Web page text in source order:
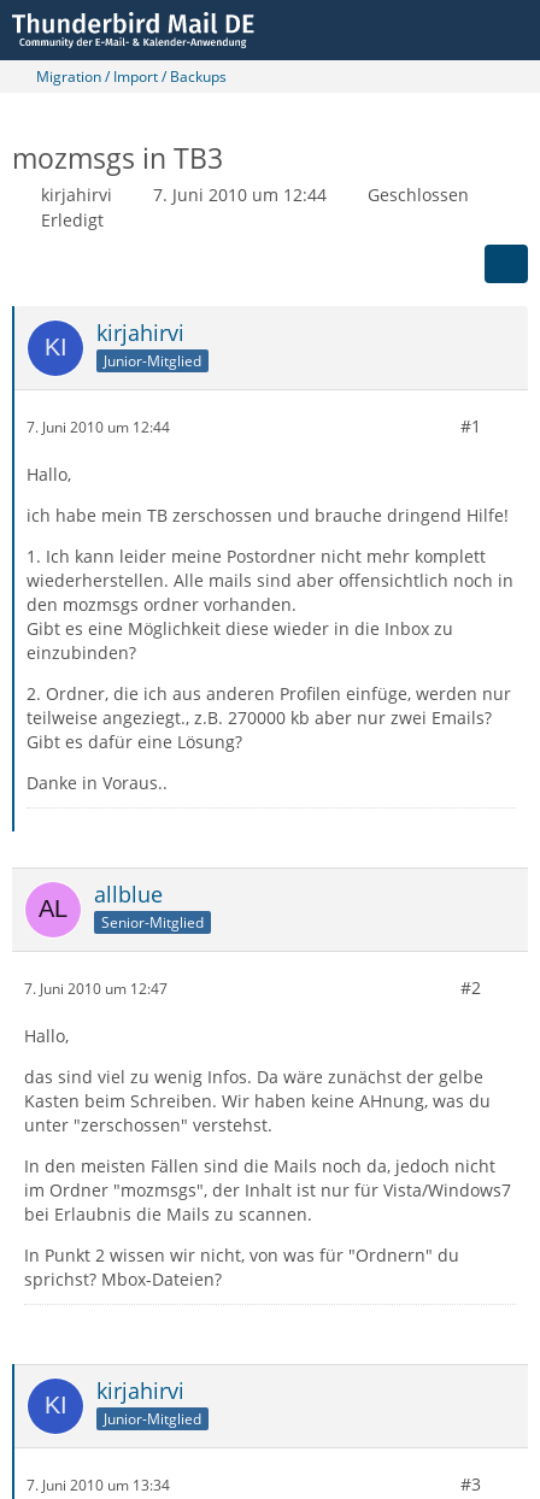
Migration / Import / Backups
mozmsgs in TB3
kirjahirvi 7. Juni 2010 um 12:44
Geschlossen
Erledigt
kirjahirvi
Junior-Mitglied
7. Juni 2010 um 12:44 #1
Hallo,
ich habe mein TB zerschossen und brauche dringend Hilfe!
1. Ich kann leider meine Postordner nicht mehr komplett
wiederherstellen. Alle mails sind aber offensichtlich noch in
den mozmsgs ordner vorhanden.
Gibt es eine Möglichkeit diese wieder in die Inbox zu
einzubinden?
2. Ordner, die ich aus anderen Profilen einfüge, werden nur
teilweise angeziegt., z.B. 270000 kb aber nur zwei Emails?
Gibt es dafür eine Lösung?
Danke in Voraus..
allblue
Senior-Mitglied
7. Juni 2010 um 12:47 #2
Hallo,
das sind viel zu wenig Infos. Da wäre zunächst der gelbe
Kasten beim Schreiben. Wir haben keine AHnung, was du
unter "zerschossen" verstehst.
In den meisten Fällen sind die Mails noch da, jedoch nicht
im Ordner "mozmsgs", der Inhalt ist nur für Vista/Windows7
bei Erlaubnis die Mails zu scannen.
In Punkt 2 wissen wir nicht, von was für "Ordnern" du
sprichst? Mbox-Dateien?
kirjahirvi
Junior-Mitglied
7. Juni 2010 um 13:34 #3